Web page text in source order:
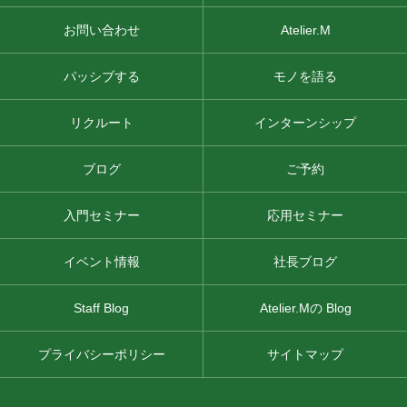
お問い合わせ Atelier.M
パッシブする モノを語る
リクルート インターンシップ
ブログ ご予約
入門セミナー 応用セミナー
イベント情報 社長ブログ
Staff Blog Atelier.Mの Blog
プライバシーポリシー サイトマップ